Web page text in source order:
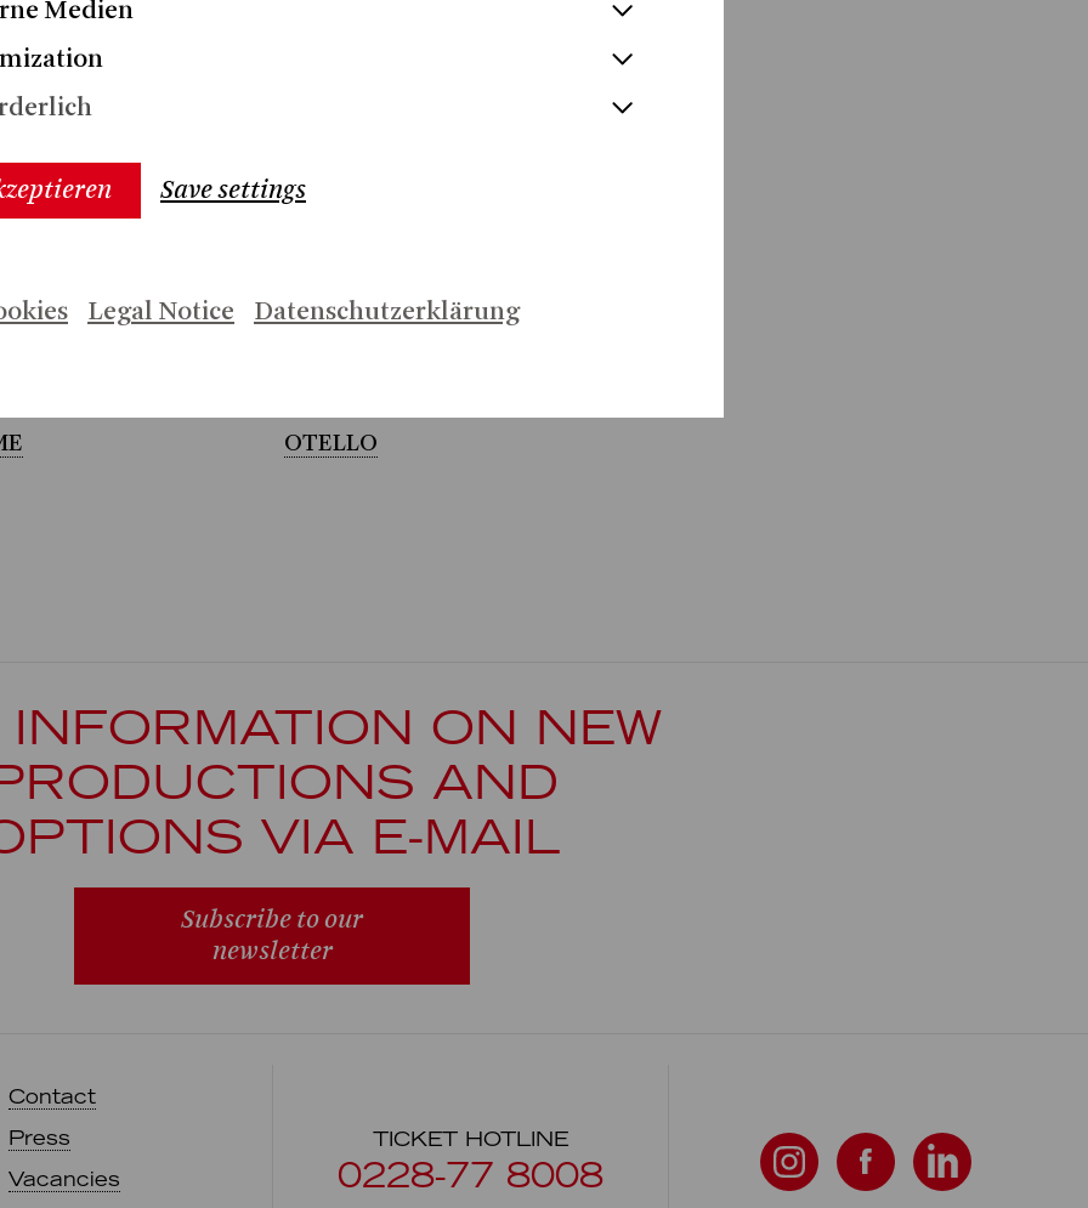
Bergamo die Ausstellung Tutta
di storia e Melodramma und
und Magna Mater.
OTELLO
ON NEW
AND
VIA E-MAIL
Subscribe to our
newsletter
Contact
Press
Vacancies
TICKET HOTLINE
0228-77 8008
Medien
Save settings
Legal Notice Datenschutzerklärung